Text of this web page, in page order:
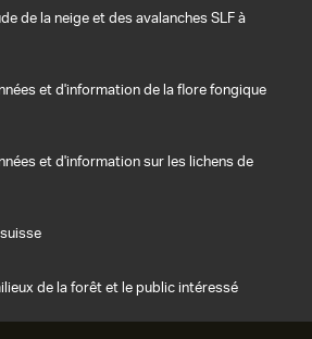
de la neige et des avalanches SLF à
et d'information de la flore fongique
et d'information sur les lichens de
de la forêt et le public intéressé